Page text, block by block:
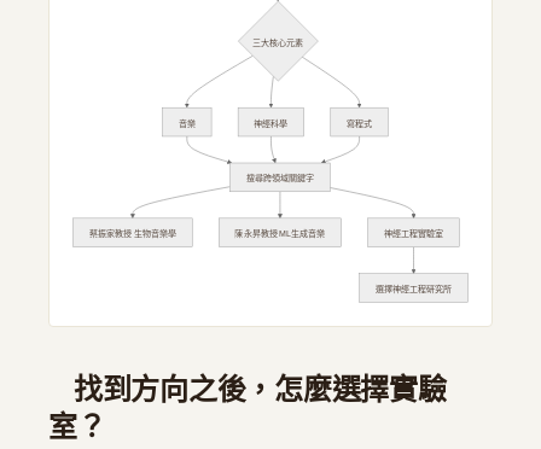
三大核心元素
音樂 神經科學 寫程式
搜尋跨領域關鍵字
蔡振家教授 生物音樂學 陳永昇教授 ML生成音樂 神經工程實驗室
選擇神經工程研究所
找到方向之後，怎麼選擇實驗
室？